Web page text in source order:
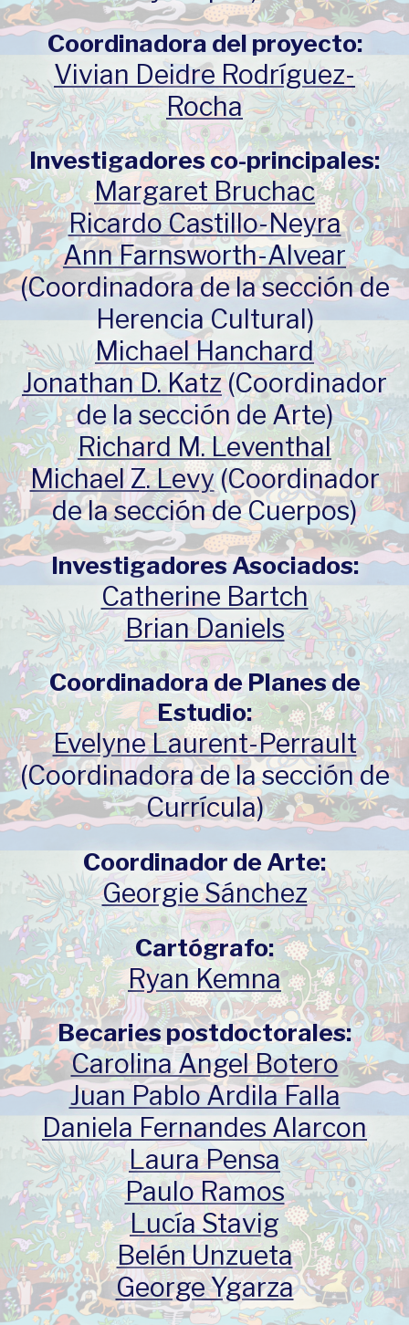
Coordinadora del proyecto:
Vivian Deidre Rodríguez-
Rocha
Investigadores co-principales:
Margaret Bruchac
Ricardo Castillo-Neyra
Ann Farnsworth-Alvear
(Coordinadora de la sección de
Herencia Cultural)
Michael Hanchard
Jonathan D. Katz(Coordinador
de la sección de Arte)
Richard M. Leventhal
Michael Z. Levy(Coordinador
de la sección de Cuerpos)
Investigadores Asociados:
Catherine Bartch
Brian Daniels
Coordinadora de Planes de
Estudio:
Evelyne Laurent-Perrault
(Coordinadora de la sección de
Currícula)
Coordinador de Arte:
Georgie Sánchez
Cartógrafo:
Ryan Kemna
Becaries postdoctorales:
Carolina Angel Botero
Juan Pablo Ardila Falla
Daniela Fernandes Alarcon
Laura Pensa
Paulo Ramos
Lucía Stavig
Belén Unzueta
George Ygarza